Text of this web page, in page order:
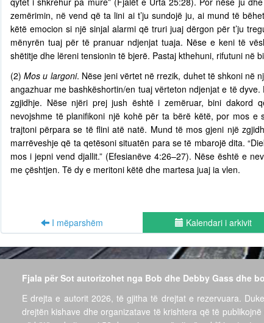
zemërimin, në vend që ta lini ai t’ju sundojë ju, ai mund të
këtë emocion si një sinjal alarmi që truri juaj dërgon për t’ju
mënyrën tuaj për të pranuar ndjenjat tuaja. Nëse e keni të
shëtitje dhe lëreni tensionin të bjerë. Pastaj kthehuni, rifutuni në
(2)Mos u largoni. Nëse jeni vërtet në rrezik, duhet të shkoni në
angazhuar me bashkëshortin/en tuaj vërteton ndjenjat e të
zgjidhje. Nëse njëri prej jush është i zemëruar, bini dakord
nevojshme të planifikoni një kohë për ta bërë këtë, por mos e
trajtoni përpara se të flini atë natë. Mund të mos gjeni një
marrëveshje që ta qetësoni situatën para se të mbarojë dita.
mos i jepni vend djallit.” (Efesianëve 4:26–27). Nëse është e
me çështjen. Të dy e meritoni këtë dhe martesa juaj ia vlen.
I mëparshëm Kalendari i arkivit
Fjala për Sot autorizohet nga Bob dhe Debby Gass dhe
E drejta e autorit 2026, të gjitha të drejtat e rezervuara.
drejtën kishave dhe organizatave të krishtera që të